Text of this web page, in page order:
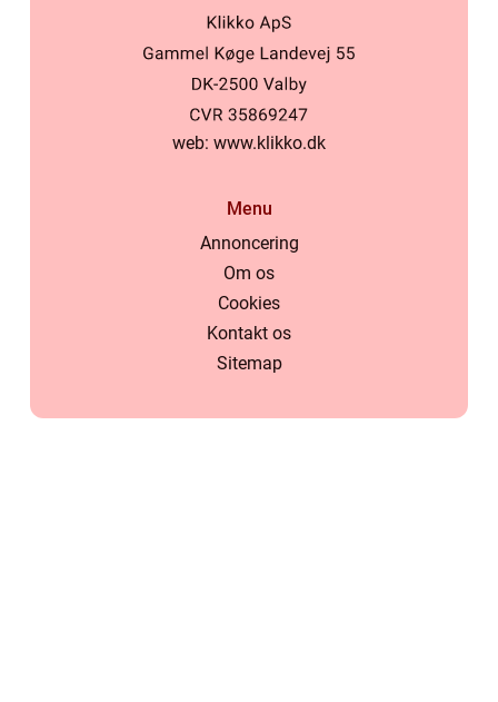
web: www.klikko.dk
Menu
Annoncering
Om os
Cookies
Kontakt os
Sitemap